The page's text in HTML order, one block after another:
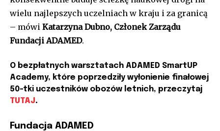
wielu najlepszych uczelniach w kraju i za granicą
– mówi Katarzyna Dubno, Członek Zarządu
Fundacji ADAMED.
O bezpłatnych warsztatach ADAMED SmartUP
Academy, które poprzedziły wyłonienie finałowej
50-tki uczestników obozów letnich, przeczytaj
TUTAJ.
Fundacja ADAMED